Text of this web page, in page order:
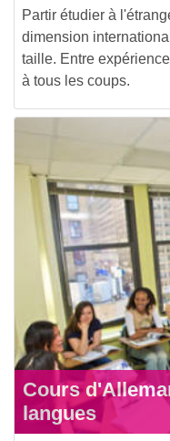
Partir étudier à
dimension
taille. Entre
à tous les coups.
Cours
langues